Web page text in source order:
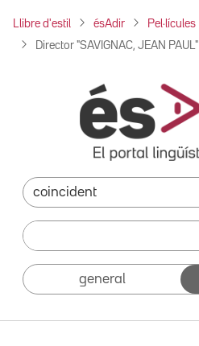
Llibre d'estil ésAdir Pel·lícules
Director "SAVIGNAC, JEAN PAUL"
general